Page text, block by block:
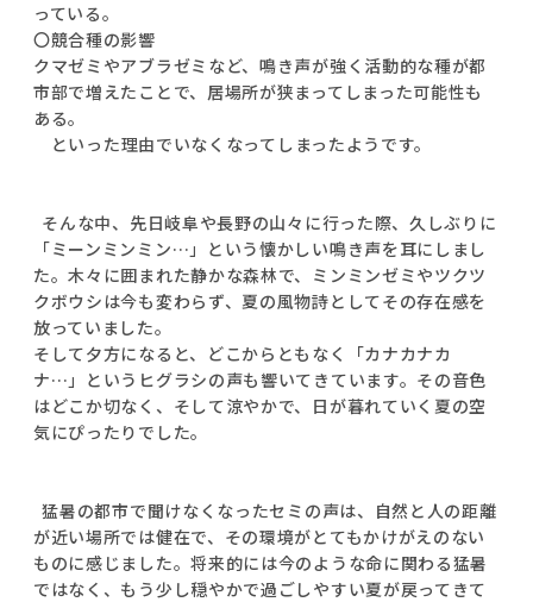
っている。
〇競合種の影響
クマゼミやアブラゼミなど、鳴き声が強く活動的な種が都
市部で増えたことで、居場所が狭まってしまった可能性も
ある。
といった理由でいなくなってしまったようです。
そんな中、先日岐阜や長野の山々に行った際、久しぶりに
「ミーンミンミン…」という懐かしい鳴き声を耳にしまし
た。木々に囲まれた静かな森林で、ミンミンゼミやツクツ
クボウシは今も変わらず、夏の風物詩としてその存在感を
放っていました。
そして夕方になると、どこからともなく「カナカナカ
ナ…」というヒグラシの声も響いてきています。その音色
はどこか切なく、そして涼やかで、日が暮れていく夏の空
気にぴったりでした。
猛暑の都市で聞けなくなったセミの声は、自然と人の距離
が近い場所では健在で、その環境がとてもかけがえのない
ものに感じました。将来的には今のような命に関わる猛暑
ではなく、もう少し穏やかで過ごしやすい夏が戻ってきて